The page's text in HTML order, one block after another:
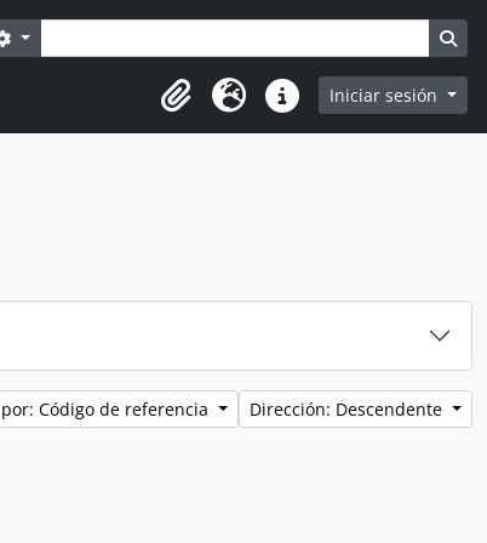
Search options
Portapapeles
Idioma Enlaces rápidos
Iniciar sesión
Código de referencia Dirección: Descendente